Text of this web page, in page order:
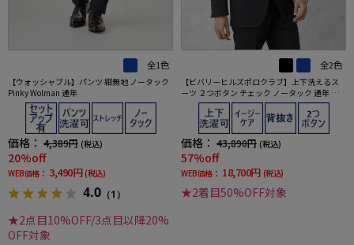
全1色
【ウォッシャブル】パンツ 紺無地 ノータック
Pinky Wolman 通年
価格： 4,389円 (税込)
20%off
WEB価格： 3,490円 (税込)
4.0 （1）
★2点目10%OFF/3点目以降20%
OFF対象
全2色
【ビバリーヒルズポロクラブ】上下洗えるス
ーツ ２つボタン チェック ノータック 通年 ポ
リエステル100％
価格： 43,890円 (税込)
57%off
WEB価格： 18,700円 (税込)
★2着目50%OFF対象